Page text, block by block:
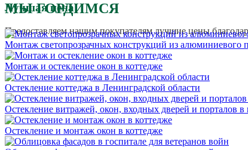
Лучшая цена
Предоставляем нашим покупателям лучшие цены
МЫ ГОРДИМСЯ
Монтаж светопрозрачных конструкций из алюминиевого
Монтаж и остекление окон в коттедже
Остекление коттеджа в Ленинградской области
Остекление витражей, окон, входных дверей и порталов в
Остекление и монтаж окон в коттедже